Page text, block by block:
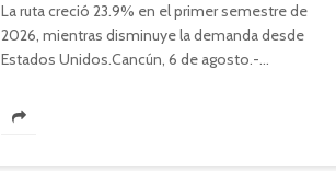
La ruta creció 23.9% en el primer semestre de
2026, mientras disminuye la demanda desde
Estados Unidos.Cancún, 6 de agosto.-...